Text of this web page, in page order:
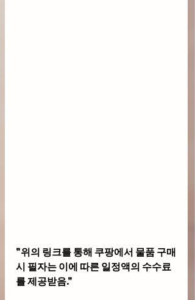
"위의 링크를 통해 쿠팡에서 물품 구매
시 필자는 이에 따른 일정액의 수수료
를 제공받음."